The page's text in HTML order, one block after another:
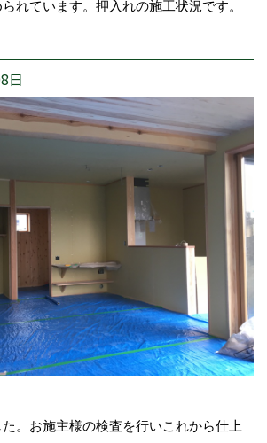
れています。押入れの施工状況です。
日
。お施主様の検査を行いこれから仕上